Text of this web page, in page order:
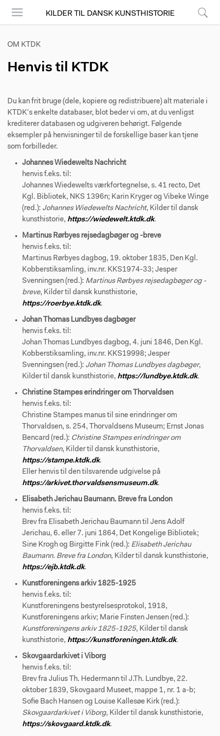
KILDER TIL DANSK KUNSTHISTORIE
OM KTDK
Henvis til KTDK
Du kan frit bruge (dele, kopiere og redistribuere) alt materiale i
KTDK’s enkelte databaser, blot beder vi om, at du venligst
krediterer databasen og udgiveren behørigt. Følgende
eksempler på henvisninger til de forskellige baser kan tjene
som forbilleder.
Johannes Wiedewelts Nachricht
henvis f.eks. til:
Johannes Wiedewelts værkfortegnelse, s. 41 recto, Det
Kgl. Bibliotek, NKS 1396n; Karin Kryger og Vibeke Winge
(red.): Johannes Wiedewelts Nachricht, Kilder til dansk
kunsthistorie, https://wiedewelt.ktdk.dk.
Martinus Rørbyes rejsedagbøger og -breve
henvis f.eks. til:
Martinus Rørbyes dagbog, 19. oktober 1835, Den Kgl.
Kobberstiksamling, inv.nr. KKS1974-33; Jesper
Svenningsen (red.): Martinus Rørbyes rejsedagbøger og -
breve, Kilder til dansk kunsthistorie,
https://roerbye.ktdk.dk.
Johan Thomas Lundbyes dagbøger
henvis f.eks. til:
Johan Thomas Lundbyes dagbog, 4. juni 1846, Den Kgl.
Kobberstiksamling, inv.nr. KKS19998; Jesper
Svenningsen (red.): Johan Thomas Lundbyes dagbøger,
Kilder til dansk kunsthistorie, https://lundbye.ktdk.dk.
Christine Stampes erindringer om Thorvaldsen
henvis f.eks. til:
Christine Stampes manus til sine erindringer om
Thorvaldsen, s. 254, Thorvaldsens Museum; Ernst Jonas
Bencard (red.): Christine Stampes erindringer om
Thorvaldsen, Kilder til dansk kunsthistorie,
https://stampe.ktdk.dk.
Eller henvis til den tilsvarende udgivelse på
https://arkivet.thorvaldsensmuseum.dk.
Elisabeth Jerichau Baumann. Breve fra London
henvis f.eks. til:
Brev fra Elisabeth Jerichau Baumann til Jens Adolf
Jerichau, 6. eller 7. juni 1864, Det Kongelige Bibliotek;
Sine Krogh og Birgitte Fink (red.): Elisabeth Jerichau
Baumann. Breve fra London, Kilder til dansk kunsthistorie,
https://ejb.ktdk.dk.
Kunstforeningens arkiv 1825-1925
henvis f.eks. til:
Kunstforeningens bestyrelsesprotokol, 1918,
Kunstforeningens arkiv; Marie Finsten Jensen (red.):
Kunstforeningens arkiv 1825-1925, Kilder til dansk
kunsthistorie, https://kunstforeningen.ktdk.dk.
Skovgaardarkivet i Viborg
henvis f.eks. til:
Brev fra Julius Th. Hedermann til J.Th. Lundbye, 22.
oktober 1839, Skovgaard Museet, mappe 1, nr. 1 a-b;
Sofie Bach Hansen og Louise Kallesøe Kirk (red.):
Skovgaardarkivet i Viborg, Kilder til dansk kunsthistorie,
https://skovgaard.ktdk.dk.